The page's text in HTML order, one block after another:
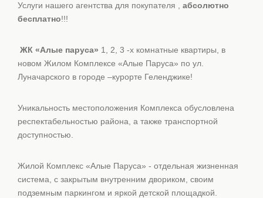
Услуги нашего агентства для покупателя , абсолютно
бесплатно!!!
ЖК «Алые паруса» 1, 2, 3 -х комнатные квартиры, в
новом Жилом Комплексе «Алые Паруса» по ул.
Луначарского в городе –курорте Геленджике!
Уникальность местоположения Комплекса обусловлена
респектабельностью района, а также транспортной
доступностью.
Жилой Комплекс «Алые Паруса» - отдельная жизненная
система, с закрытым внутренним двориком, своим
подземным паркингом и яркой детской площадкой.